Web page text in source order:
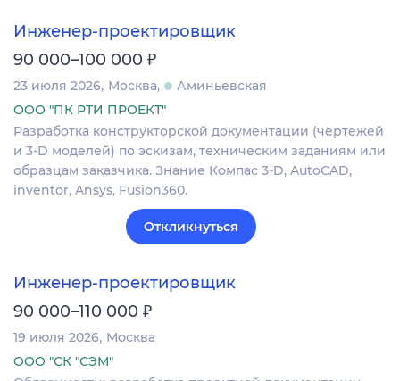
Инженер-проектировщик
90 000–100 000 ₽
23 июля 2026 Москва
Аминьевская
ООО "ПК РТИ ПРОЕКТ"
Разработка конструкторской документации (чертежей
и 3-D моделей) по эскизам, техническим заданиям или
образцам заказчика. Знание Компас 3-D, AutoCAD,
inventor, Ansys, Fusion360.
Откликнуться
Инженер-проектировщик
90 000–110 000 ₽
19 июля 2026 Москва
ООО "СК "СЭМ"